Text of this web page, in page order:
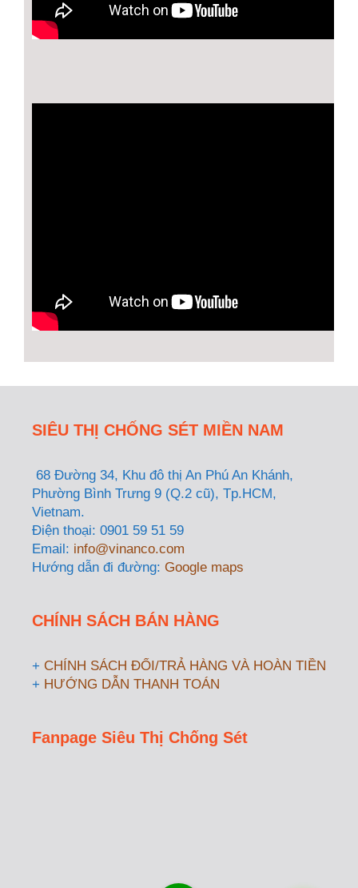
SIÊU THỊ CHỐNG SÉT MIỀN NAM
68 Đường 34, Khu đô thị An Phú An Khánh,
Phường Bình Trưng 9 (Q.2 cũ), Tp.HCM,
Vietnam.
Điện thoại: 0901 59 51 59
Email: info@vinanco.com
Hướng dẫn đi đường: Google maps
CHÍNH SÁCH BÁN HÀNG
+ CHÍNH SÁCH ĐỔI/TRẢ HÀNG VÀ HOÀN TIỀN
+ HƯỚNG DẪN THANH TOÁN
Fanpage Siêu Thị Chống Sét